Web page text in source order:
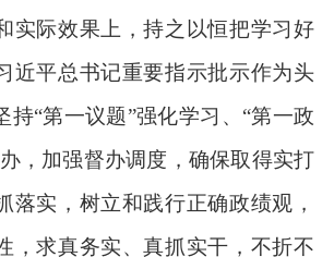
实际效果上，持之以恒把学习好
近平总书记重要指示批示作为头
持“第一议题”强化学习、“第一政
，加强督办调度，确保取得实打
落实，树立和践行正确政绩观，
，求真务实、真抓实干，不折不